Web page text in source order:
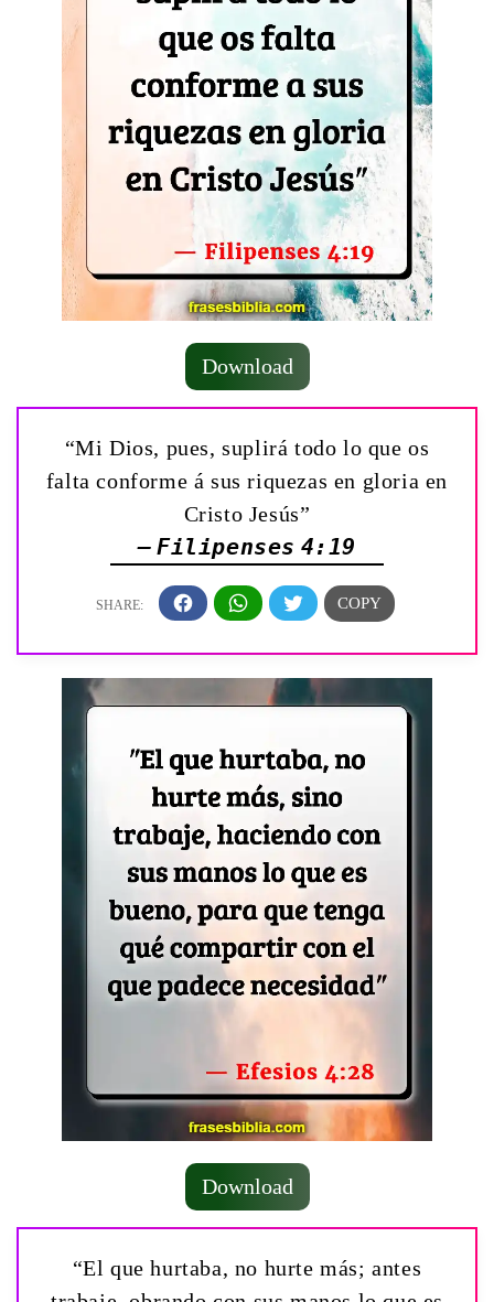
Download
“Mi Dios, pues, suplirá todo lo que os
falta conforme á sus riquezas en gloria en
Cristo Jesús”
— Filipenses 4:19
Download
“El que hurtaba, no hurte más; antes